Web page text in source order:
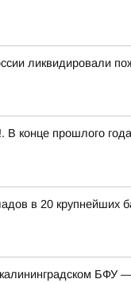
ликвидировали
конце прошлого
в 20 крупнейших
БФУ